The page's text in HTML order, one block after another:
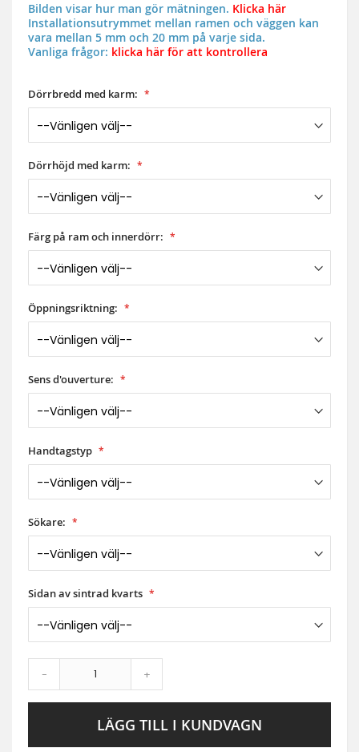
Bilden visar hur man gör mätningen. Klicka här
Installationsutrymmet mellan ramen och väggen kan
vara mellan 5 mm och 20 mm på varje sida.
Vanliga frågor: klicka här för att kontrollera
Dörrbredd med karm:
Dörrhöjd med karm:
Färg på ram och innerdörr:
Öppningsriktning:
Sens d'ouverture:
Handtagstyp
Sökare:
Sidan av sintrad kvarts
- +
LÄGG TILL I KUNDVAGN